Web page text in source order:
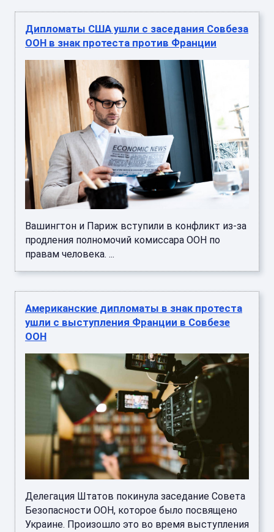
Дипломаты США ушли с заседания Совбеза
ООН в знак протеста против Франции
Вашингтон и Париж вступили в конфликт из-за
продления полномочий комиссара ООН по
правам человека. ...
Американские дипломаты в знак протеста
ушли с выступления Франции в Совбезе
ООН
Делегация Штатов покинула заседание Совета
Безопасности ООН, которое было посвящено
Украине. Произошло это во время выступления